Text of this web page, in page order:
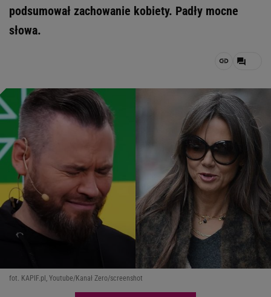
podsumował zachowanie kobiety. Padły mocne
słowa.
fot. KAPIF.pl, Youtube/Kanał Zero/screenshot